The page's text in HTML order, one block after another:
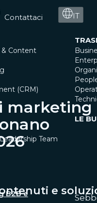
Contattaci IT
Content
(CRM)
Team
LE
e
marketing
B2B e